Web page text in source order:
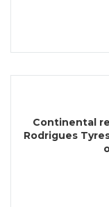
Continental
Rodrigues